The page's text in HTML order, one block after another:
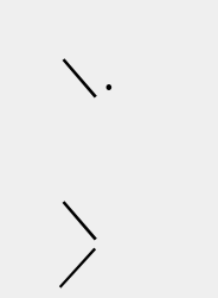
／